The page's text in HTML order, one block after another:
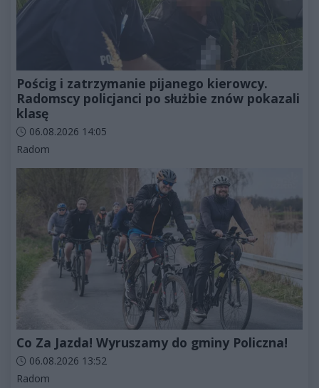
Pościg i zatrzymanie pijanego kierowcy.
Radomscy policjanci po służbie znów pokazali
klasę
Data dodania artykułu:
06.08.2026 14:05
Kategorie artykułu:
Radom
Co Za Jazda! Wyruszamy do gminy Policzna!
Data dodania artykułu:
06.08.2026 13:52
Kategorie artykułu:
Radom